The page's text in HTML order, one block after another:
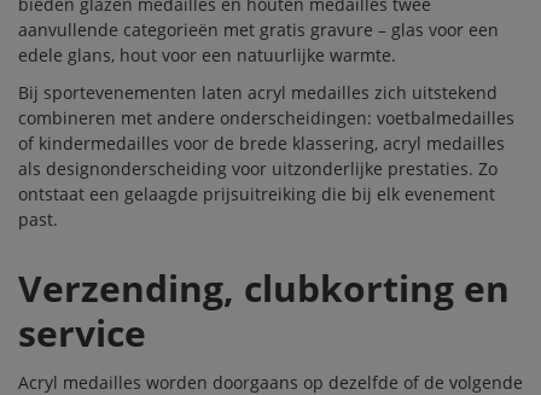
aanvullende categorieën met gratis gravure – glas voor een
edele glans, hout voor een natuurlijke warmte.
Bij sportevenementen laten acryl medailles zich uitstekend
combineren met andere onderscheidingen: voetbalmedailles
of kindermedailles voor de brede klassering, acryl medailles
als designonderscheiding voor uitzonderlijke prestaties. Zo
ontstaat een gelaagde prijsuitreiking die bij elk evenement
past.
Verzending, clubkorting en
service
Acryl medailles worden doorgaans op dezelfde of de volgende